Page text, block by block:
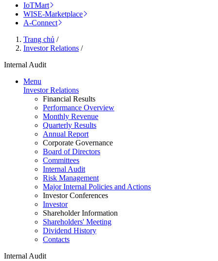
IoTMart
WISE-Marketplace
A-Connect
Trang chủ /
Investor Relations /
Internal Audit
Menu
Investor Relations
Financial Results
Performance Overview
Monthly Revenue
Quarterly Results
Annual Report
Corporate Governance
Board of Directors
Committees
Internal Audit
Risk Management
Major Internal Policies and Actions
Investor Conferences
Investor
Shareholder Information
Shareholders' Meeting
Dividend History
Contacts
Internal Audit